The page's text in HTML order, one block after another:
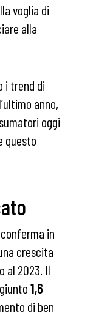
voglia di
alla
i trend di
anno,
oggi
questo
in
crescita
al 2023. Il
1,6
di ben